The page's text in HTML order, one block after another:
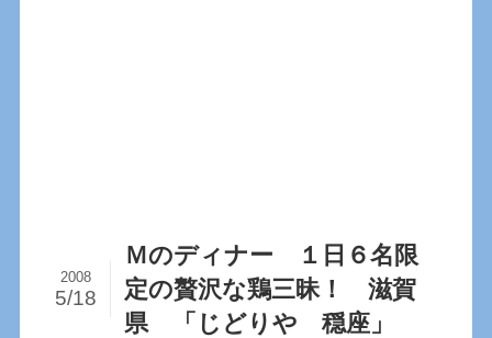
Ｍのディナー １日６名限
定の贅沢な鶏三昧！ 滋賀
県 「じどりや 穏座」
2008
5/18